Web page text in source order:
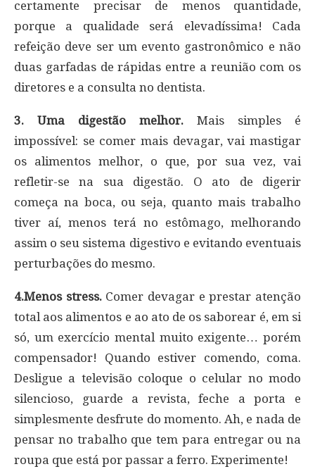
certamente precisar de menos quantidade,
porque a qualidade será elevadíssima! Cada
refeição deve ser um evento gastronômico e não
duas garfadas de rápidas entre a reunião com os
diretores e a consulta no dentista.
3. Uma digestão melhor. Mais simples é
impossível: se comer mais devagar, vai mastigar
os alimentos melhor, o que, por sua vez, vai
refletir-se na sua digestão. O ato de digerir
começa na boca, ou seja, quanto mais trabalho
tiver aí, menos terá no estômago, melhorando
assim o seu sistema digestivo e evitando eventuais
perturbações do mesmo.
4.Menos stress.Comer devagar e prestar atenção
total aos alimentos e ao ato de os saborear é, em si
só, um exercício mental muito exigente… porém
compensador! Quando estiver comendo, coma.
Desligue a televisão coloque o celular no modo
silencioso, guarde a revista, feche a porta e
simplesmente desfrute do momento. Ah, e nada de
pensar no trabalho que tem para entregar ou na
roupa que está por passar a ferro. Experimente!